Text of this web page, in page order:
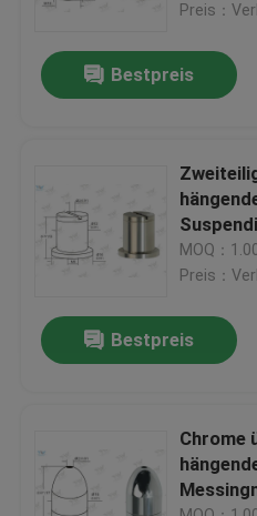
Videos
Über uns
Qualitätskontrolle
Fordern Sie ein Zitat
Flugzeug-Kabel-Greifer
Justierbares Kabel-
Preis：
Bestpreis
Decken-
MOQ：
Preis：
Bestpreis
Chrome